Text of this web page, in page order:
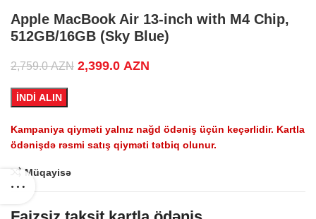
Apple MacBook Air 13-inch with M4 Chip,
512GB/16GB (Sky Blue)
2,759.0AZN Original price was: 2,759.0 AZN.
2,399.0 AZN
İNDİ ALIN
Kampaniya qiyməti yalnız nağd ödəniş üçün keçərlidir. Kartla
ödənişdə rəsmi satış qiyməti tətbiq olunur.
Müqayisə